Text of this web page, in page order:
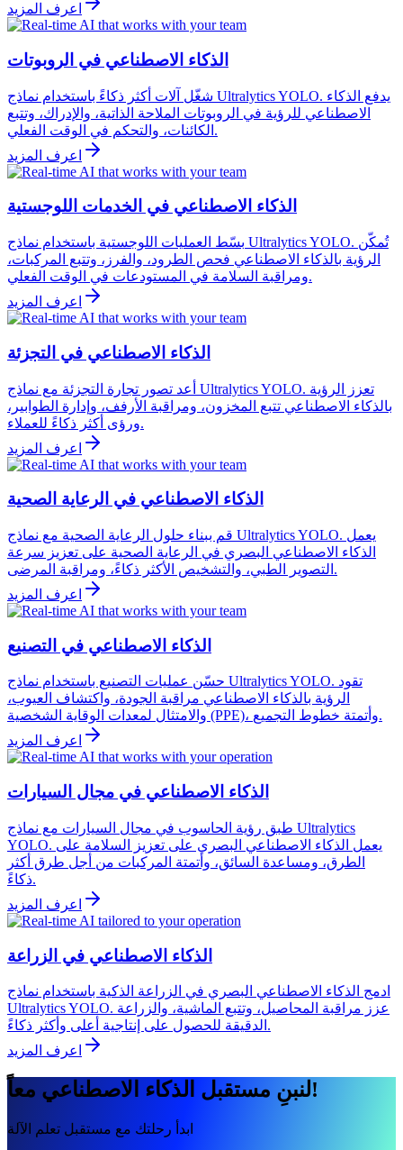
اعرف المزيد
الذكاء الاصطناعي في الروبوتات
شغّل آلات أكثر ذكاءً باستخدام نماذج Ultralytics YOLO. يدفع الذكاء
الاصطناعي للرؤية في الروبوتات الملاحة الذاتية، والإدراك، وتتبع
الكائنات، والتحكم في الوقت الفعلي.
اعرف المزيد
الذكاء الاصطناعي في الخدمات اللوجستية
بسّط العمليات اللوجستية باستخدام نماذج Ultralytics YOLO. تُمكّن
الرؤية بالذكاء الاصطناعي فحص الطرود، والفرز، وتتبع المركبات،
ومراقبة السلامة في المستودعات في الوقت الفعلي.
اعرف المزيد
الذكاء الاصطناعي في التجزئة
أعد تصور تجارة التجزئة مع نماذج Ultralytics YOLO. تعزز الرؤية
بالذكاء الاصطناعي تتبع المخزون، ومراقبة الأرفف، وإدارة الطوابير،
ورؤى أكثر ذكاءً للعملاء.
اعرف المزيد
الذكاء الاصطناعي في الرعاية الصحية
قم ببناء حلول الرعاية الصحية مع نماذج Ultralytics YOLO. يعمل
الذكاء الاصطناعي البصري في الرعاية الصحية على تعزيز سرعة
التصوير الطبي، والتشخيص الأكثر ذكاءً، ومراقبة المرضى.
اعرف المزيد
الذكاء الاصطناعي في التصنيع
حسّن عمليات التصنيع باستخدام نماذج Ultralytics YOLO. تقود
الرؤية بالذكاء الاصطناعي مراقبة الجودة، واكتشاف العيوب،
والامتثال لمعدات الوقاية الشخصية (PPE)، وأتمتة خطوط التجميع.
اعرف المزيد
الذكاء الاصطناعي في مجال السيارات
طبق رؤية الحاسوب في مجال السيارات مع نماذج Ultralytics
YOLO. يعمل الذكاء الاصطناعي البصري على تعزيز السلامة على
الطرق، ومساعدة السائق، وأتمتة المركبات من أجل طرق أكثر
ذكاءً.
اعرف المزيد
الذكاء الاصطناعي في الزراعة
ادمج الذكاء الاصطناعي البصري في الزراعة الذكية باستخدام نماذج
Ultralytics YOLO. عزز مراقبة المحاصيل، وتتبع الماشية، والزراعة
الدقيقة للحصول على إنتاجية أعلى وأكثر ذكاءً.
اعرف المزيد
لنبنِ مستقبل الذكاء الاصطناعي معاً!
ابدأ رحلتك مع مستقبل تعلم الآلة